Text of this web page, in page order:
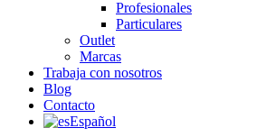
Profesionales
Particulares
Outlet
Marcas
Trabaja con nosotros
Blog
Contacto
Español